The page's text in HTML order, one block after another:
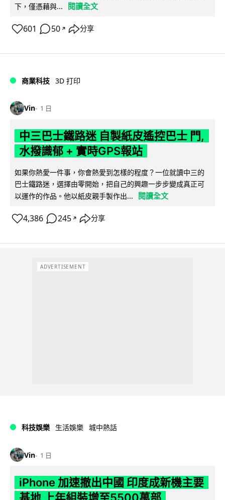
下，僅憑藉與...
閱讀全文
601 50 ↗ 分享
商業科技 3D 打印
Vin 1 日
中三巴士鐵路迷 自製紙皮遙控巴士 門,
水撥識郁 + 實時GPS報站
如果你熱愛一件事，你會熱愛到怎樣的程度？一位就讀中三的
巴士鐵路迷，選擇由零開始，把自己的興趣一步步變成真正可
以運作的作品。他以紙皮親手製作出...
閱讀全文
4,386 245 ↗ 分享
ADVERTISEMENT
科技娛樂 生活娛樂 城中熱話
Vin 1 日
iPhone 加速撤出中國 印度成新機主要